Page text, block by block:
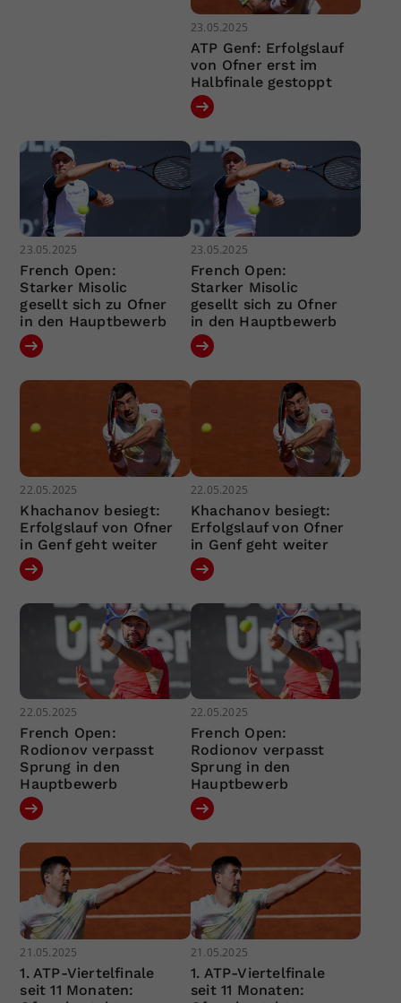
23.05.2025
ATP Genf: Erfolgslauf
von Ofner erst im
Halbfinale gestoppt
23.05.2025
French Open:
Starker Misolic
gesellt sich zu Ofner
in den Hauptbewerb
23.05.2025
French Open:
Starker Misolic
gesellt sich zu Ofner
in den Hauptbewerb
22.05.2025
Khachanov besiegt:
Erfolgslauf von Ofner
in Genf geht weiter
22.05.2025
Khachanov besiegt:
Erfolgslauf von Ofner
in Genf geht weiter
22.05.2025
French Open:
Rodionov verpasst
Sprung in den
Hauptbewerb
22.05.2025
French Open:
Rodionov verpasst
Sprung in den
Hauptbewerb
21.05.2025
1. ATP-Viertelfinale
seit 11 Monaten:
21.05.2025
1. ATP-Viertelfinale
seit 11 Monaten: